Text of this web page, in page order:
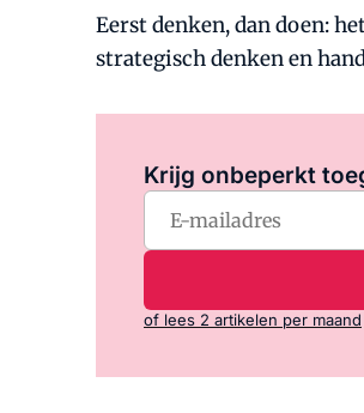
Eerst denken, dan doen:
strategisch denken en
Krijg onbeperkt
of lees 2 artikelen per maand